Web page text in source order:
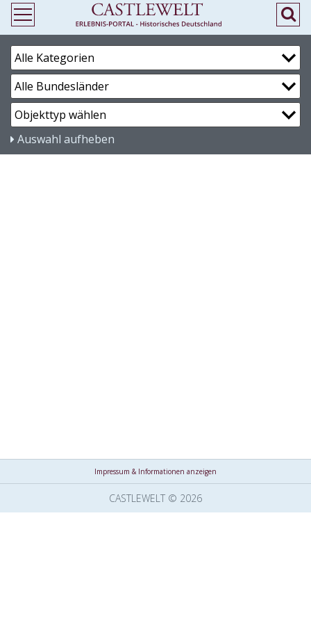
Auswahl aufheben
Impressum & Informationen anzeigen
CASTLEWELT © 2026